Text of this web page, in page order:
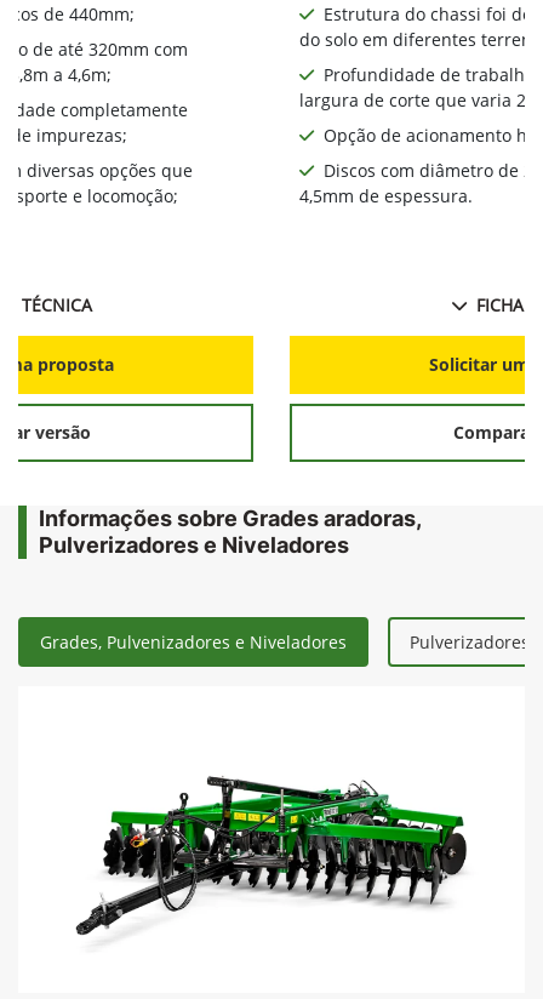
de 440mm​;
de até 320mm com
a 4,6m;
completamente
de impurezas;
diversas opções que
e locomoção;
TÉCNICA
proposta
versão
Estrutura do chassi foi
do solo em diferentes
Profundidade de trabalho
largura de corte que varia
Opção de acionamento
Discos com diâmetro de
4,5mm de espessura.
FICHA
Solicitar
Comparar
Informações sobre Grades aradoras,
Pulverizadores e Niveladores
Grades, Pulvenizadores e Niveladores Pulverizadores